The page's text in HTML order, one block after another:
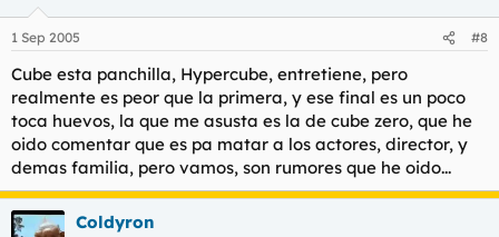
1 Sep 2005 #8
Cube esta panchilla, Hypercube, entretiene, pero
realmente es peor que la primera, y ese final es un poco
toca huevos, la que me asusta es la de cube zero, que he
oido comentar que es pa matar a los actores, director, y
demas familia, pero vamos, son rumores que he oido...
Coldyron